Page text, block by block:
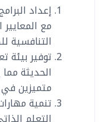
إعداد
مع
التنافسية
توفير بيئة
الحديثة
متميزين
تنمية